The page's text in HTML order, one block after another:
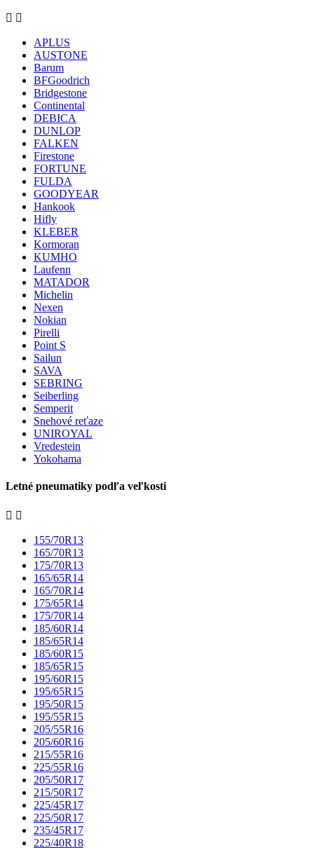
 
APLUS
AUSTONE
Barum
BFGoodrich
Bridgestone
Continental
DEBICA
DUNLOP
FALKEN
Firestone
FORTUNE
FULDA
GOODYEAR
Hankook
Hifly
KLEBER
Kormoran
KUMHO
Laufenn
MATADOR
Michelin
Nexen
Nokian
Pirelli
Point S
Sailun
SAVA
SEBRING
Seiberling
Semperit
Snehové reťaze
UNIROYAL
Vredestein
Yokohama
Letné pneumatiky podľa veľkosti
 
155/70R13
165/70R13
175/70R13
165/65R14
165/70R14
175/65R14
175/70R14
185/60R14
185/65R14
185/60R15
185/65R15
195/60R15
195/65R15
195/50R15
195/55R15
205/55R16
205/60R16
215/55R16
225/55R16
205/50R17
215/50R17
225/45R17
225/50R17
235/45R17
225/40R18